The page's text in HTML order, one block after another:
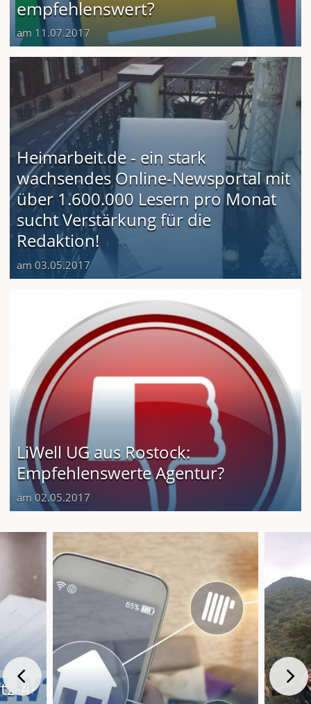
empfehlenswert?
am 11.07.2017
Heimarbeit.de - ein stark
wachsendes Online-Newsportal mit
über 1.600.000 Lesern pro Monat
sucht Verstärkung für die
Redaktion!
am 03.05.2017
LiWell UG aus Rostock:
Empfehlenswerte Agentur?
am 02.05.2017
4-